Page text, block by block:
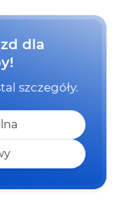
dla
szczegóły.